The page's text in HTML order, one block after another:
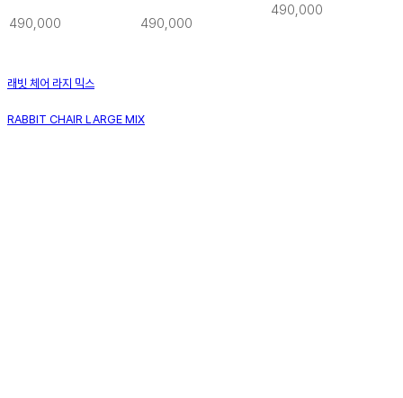
490,000 490,000
490,000
래빗 체어 라지 믹스
RABBIT CHAIR LARGE MIX